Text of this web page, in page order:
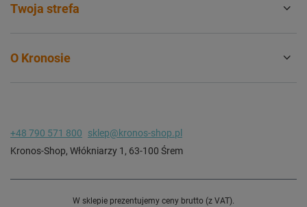
Twoja strefa
O Kronosie
+48 790 571 800
sklep@kronos-shop.pl
Kronos-Shop, Włókniarzy 1 , 63-100 Śrem
W sklepie prezentujemy ceny brutto (z VAT).